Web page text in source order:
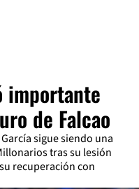
importante
de Falcao
sigue siendo una
tras su lesión
recuperación con